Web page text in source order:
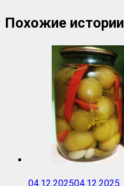
Похожие истории
04.12.202504.12.2025